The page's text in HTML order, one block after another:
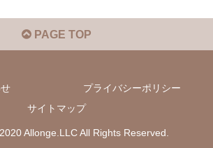
PAGE TOP
プライバシーポリシー
サイトマップ
Allonge.LLC All Rights Reserved.